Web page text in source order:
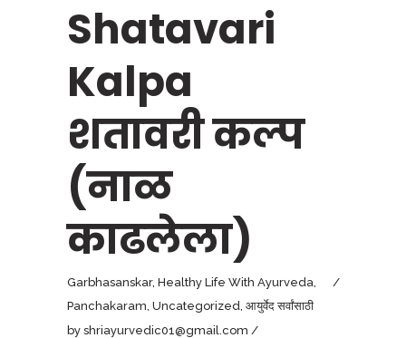
Shatavari
Kalpa
शतावरी कल्प
(नाळ
काढलेला)
Garbhasanskar, Healthy Life With Ayurveda,
Panchakaram, Uncategorized, आयुर्वेद सर्वांसाठी
by shriayurvedic01@gmail.com